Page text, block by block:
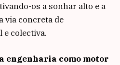
os a sonhar alto e a
via concreta de
e colectiva.
engenharia como motor